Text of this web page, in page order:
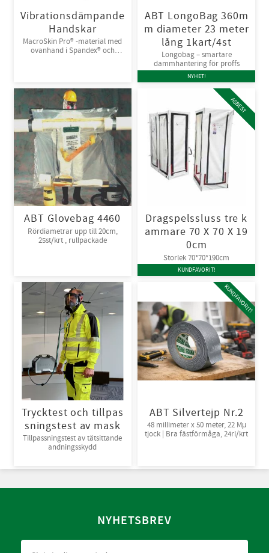
Vibrationsdämpande
Handskar
MacroSkin Pro® -material med
ovanhand i Spandex® och
ABT LongoBag 360m
m diameter 23 meter
lång 1kart/4st
Longobag – smartare
dammhantering för proffs
NYHET!
ABT Glovebag 4460
Rördiametrar upp till 20cm,
25st/krt , rullpackade
Dragspelssluss tre k
ammare 70 X 70 X 19
0cm
Storlek 70*70*190cm
ASBEST
KUNDFAVORIT!
Trycktest och tillpas
sningstest av mask
Tillpassningstest av tätsittande
andningsskydd
ABT Silvertejp Nr.2
48 millimeter x 50 meter, 22 Mμ
tjock | Bra fästförmåga, 24rl/krt
KUNDFAVORIT!
NYHETSBREV